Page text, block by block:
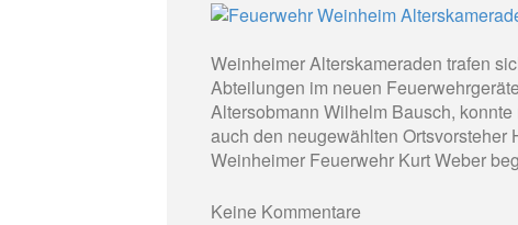
Weinheimer Alterskameraden trafen
Abteilungen im neuen
Altersobmann Wilhelm Bausch,
auch den neugewählten
Weinheimer Feuerwehr Kurt Weber
Keine Kommentare